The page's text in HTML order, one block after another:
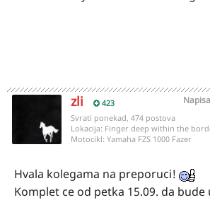
zli 423
Svrati ponekad, 474 postova
Lokacija: Finger deep within the
Motocikl: Yamaha FZS 1000 Fazer
Hvala kolegama na preporuci!
Komplet ce od petka 15.09. da bude